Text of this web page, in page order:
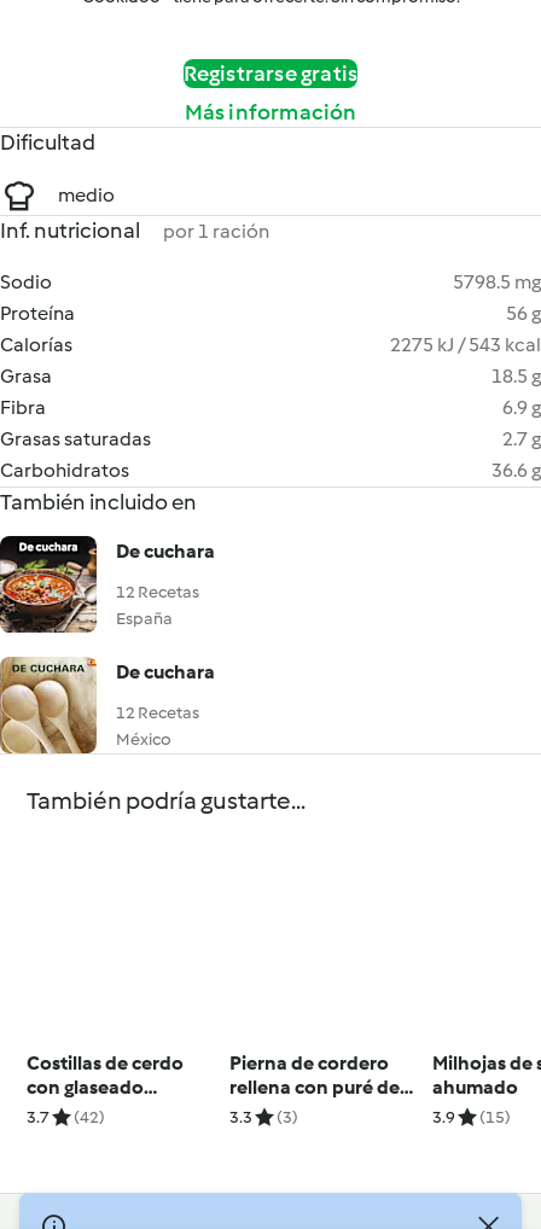
Registrarse gratis
Más información
Dificultad
medio
Inf. nutricional por 1 ración
Sodio
5798.5 mg
Proteína
56 g
Calorías
2275 kJ / 543 kcal
Grasa
18.5 g
Fibra
6.9 g
Grasas saturadas
2.7 g
Carbohidratos
36.6 g
También incluido en
De cuchara
12 Recetas
España
De cuchara
12 Recetas
México
También podría gustarte...
Costillas de cerdo
con glaseado
balsámico al
3.7 (42)
Pierna de cordero
rellena con puré de
patata
3.3 (3)
Milhojas de
ahumado
3.9 (15)